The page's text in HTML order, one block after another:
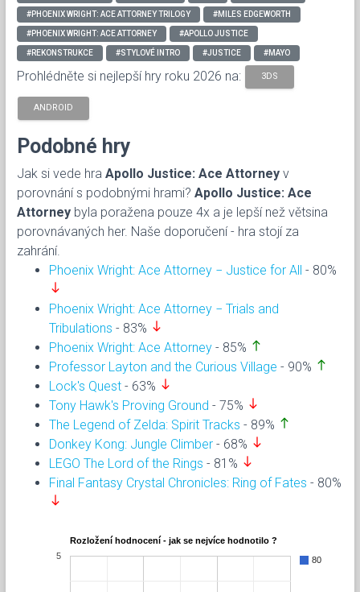
#PHOENIX WRIGHT: ACE ATTORNEY TRILOGY #MILES EDGEWORTH
#PHOENIX WRIGHT: ACE ATTORNEY #APOLLO JUSTICE
#REKONSTRUKCE #STYLOVÉ INTRO #JUSTICE #MAYO
Prohlédněte si nejlepší hry roku 2026 na: 3DS
ANDROID
Podobné hry
Jak si vede hra Apollo Justice: Ace Attorney v
porovnání s podobnými hrami? Apollo Justice: Ace
Attorney byla poražena pouze 4x a je lepší než větsina
porovnávaných her. Naše doporučení - hra stojí za
zahrání.
Phoenix Wright: Ace Attorney − Justice for All - 80%
south
Phoenix Wright: Ace Attorney − Trials and
Tribulations - 83% south
Phoenix Wright: Ace Attorney - 85% north
Professor Layton and the Curious Village - 90% north
Lock's Quest - 63% south
Tony Hawk's Proving Ground - 75% south
The Legend of Zelda: Spirit Tracks - 89% north
Donkey Kong: Jungle Climber - 68% south
LEGO The Lord of the Rings - 81% south
Final Fantasy Crystal Chronicles: Ring of Fates - 80%
south
Rozložení hodnocení - jak se nejvíce hodnotilo ?
80
5